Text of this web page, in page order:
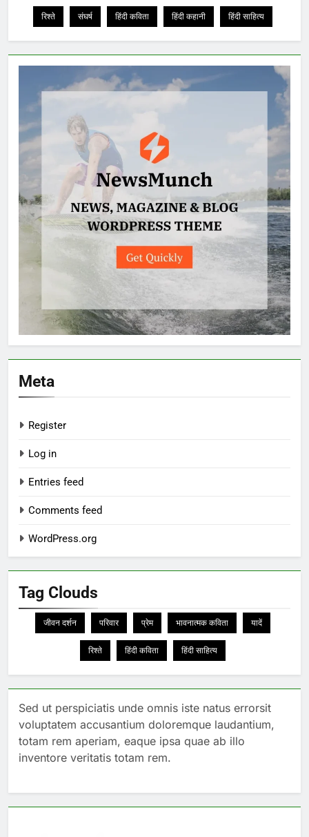
रिश्ते संघर्ष हिंदी कविता हिंदी कहानी हिंदी साहित्य
Meta
Register
Log in
Entries feed
Comments feed
WordPress.org
Tag Clouds
जीवन दर्शन परिवार प्रेम भावनात्मक कविता यादें
रिश्ते हिंदी कविता हिंदी साहित्य
Sed ut perspiciatis unde omnis iste natus errorsit
voluptatem accusantium doloremque laudantium,
totam rem aperiam, eaque ipsa quae ab illo
inventore veritatis totam rem.